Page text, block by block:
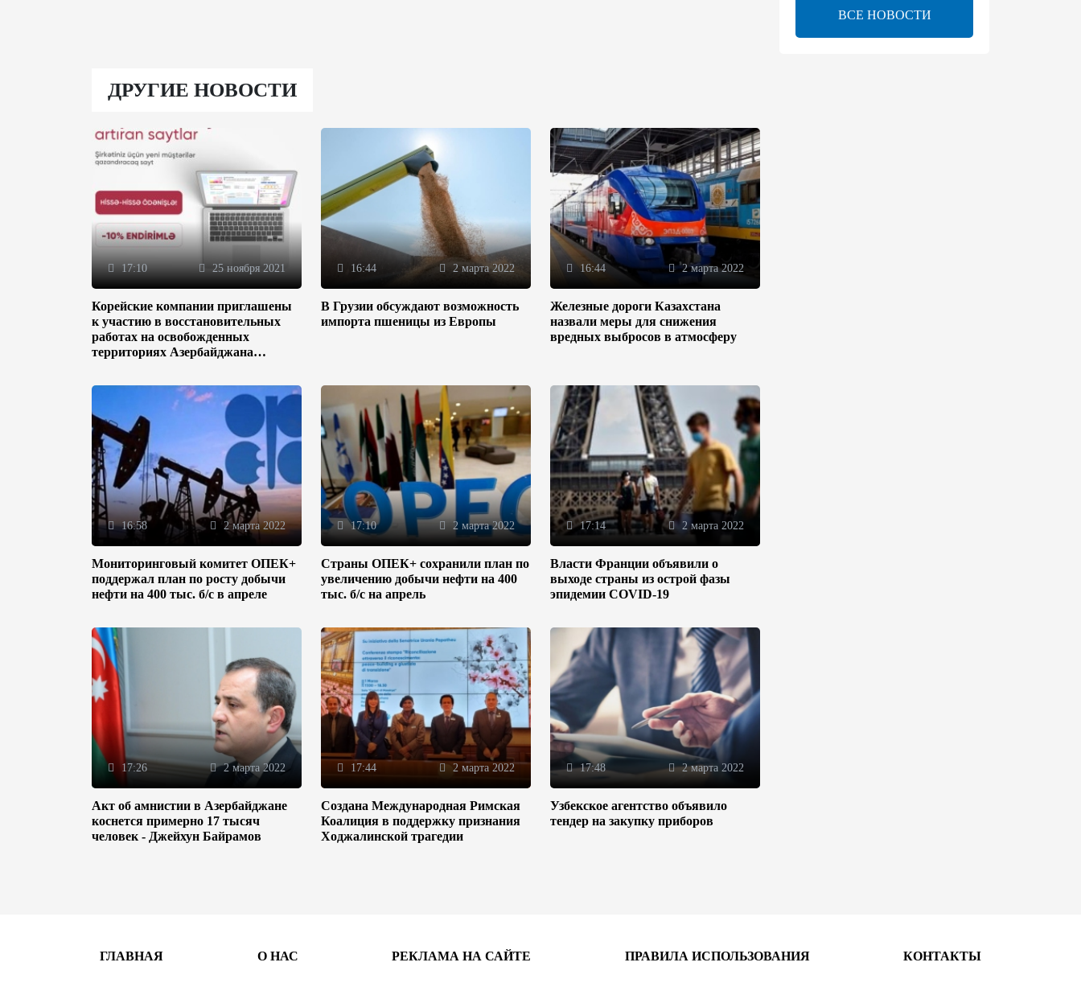
ДРУГИЕ НОВОСТИ
17:10 25 ноября 2021
Корейские компании приглашены
к участию в восстановительных
работах на освобожденных
территориях Азербайджана
16:44 2 марта 2022
В Грузии обсуждают возможность
импорта пшеницы из Европы
16:44 2 марта 2022
Железные дороги Казахстана
назвали меры для снижения
вредных выбросов в атмосферу
16:58 2 марта 2022
Мониторинговый комитет ОПЕК+
поддержал план по росту добычи
нефти на 400 тыс. б/с в апреле
17:10 2 марта 2022
Страны ОПЕК+ сохранили план по
увеличению добычи нефти на 400
тыс. б/с на апрель
17:14 2 марта 2022
Власти Франции объявили о
выходе страны из острой фазы
эпидемии COVID-19
17:26 2 марта 2022
Акт об амнистии в Азербайджане
коснется примерно 17 тысяч
человек - Джейхун Байрамов
17:44 2 марта 2022
Создана Международная Римская
Коалиция в поддержку признания
Ходжалинской трагедии
17:48 2 марта 2022
Узбекское агентство объявило
тендер на закупку приборов
Китайская компания Jiangsu
Определены права и
ВСЕ НОВОСТИ
ГЛАВНАЯ О НАС РЕКЛАМА НА САЙТЕ ПРАВИЛА ИСПОЛЬЗОВАНИЯ КОНТАКТЫ